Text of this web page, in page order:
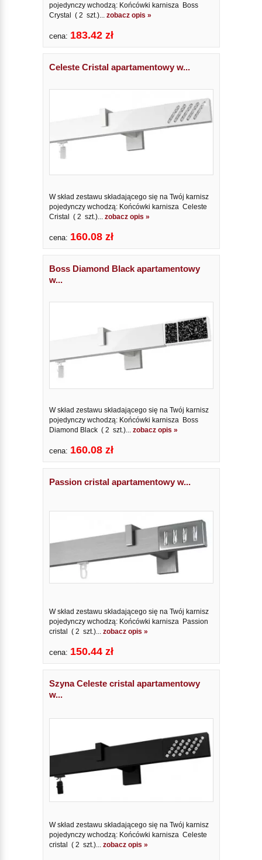
pojedynczy wchodzą: Końcówki karnisza Boss
Crystal ( 2 szt.)... zobacz opis »
cena: 183.42 zł
Celeste Cristal apartamentowy w...
W skład zestawu składającego się na Twój karnisz
pojedynczy wchodzą: Końcówki karnisza Celeste
Cristal ( 2 szt.)... zobacz opis »
cena: 160.08 zł
Boss Diamond Black apartamentowy
w...
W skład zestawu składającego się na Twój karnisz
pojedynczy wchodzą: Końcówki karnisza Boss
Diamond Black ( 2 szt.)... zobacz opis »
cena: 160.08 zł
Passion cristal apartamentowy w...
W skład zestawu składającego się na Twój karnisz
pojedynczy wchodzą: Końcówki karnisza Passion
cristal ( 2 szt.)... zobacz opis »
cena: 150.44 zł
Szyna Celeste cristal apartamentowy
w...
W skład zestawu składającego się na Twój karnisz
pojedynczy wchodzą: Końcówki karnisza Celeste
cristal ( 2 szt.)... zobacz opis »